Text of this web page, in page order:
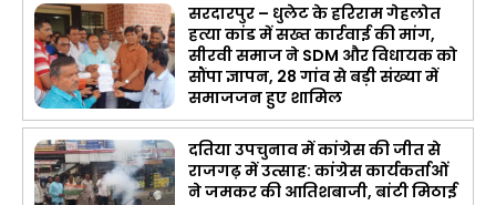
सरदारपुर – धुलेट के हरिराम गेहलोत
हत्या कांड में सख्त कार्रवाई की मांग,
सीरवी समाज ने SDM और विधायक को
सौंपा ज्ञापन, 28 गांव से बड़ी संख्या में
समाजजन हुए शामिल
दतिया उपचुनाव में कांग्रेस की जीत से
राजगढ़ में उत्साह: कांग्रेस कार्यकर्ताओं
ने जमकर की आतिशबाजी, बांटी मिठाई